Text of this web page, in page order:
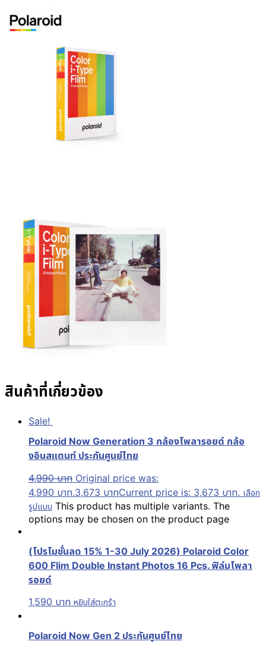
สินค้าที่เกี่ยวข้อง
Sale!
Polaroid Now Generation 3 กล้องโพลารอยด์ กล้อ
งอินสแตนท์ ประกันศูนย์ไทย
4,990บาท Original price was:
4,990 บาท.3,673 บาทCurrent price is: 3,673 บาท. เลือก
รูปแบบ This product has multiple variants. The
options may be chosen on the product page
(โปรโมชั่นลด 15% 1-30 July 2026) Polaroid Color
600 Flim Double Instant Photos 16 Pcs. ฟิล์มโพลา
รอยด์
1,590 บาท หยิบใส่ตะกร้า
Polaroid Now Gen 2 ประกันศูนย์ไทย